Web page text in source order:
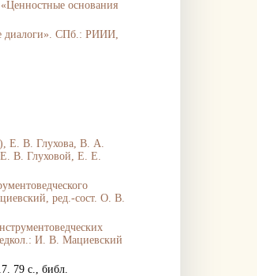
основания
диалоги». СПб.: РИИИ,
Е. В. Глухова, В. А.
В. Глуховой, Е. Е.
ред.-сост. О. В.
И. В. Мациевский
79 с., библ.